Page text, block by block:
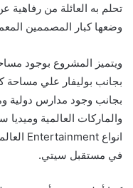
تحلم به العائلة من
وضعها كبار المصممين
ويتميز المشروع بوجود
بجانب بوليفار علي مساحة
بجانب وجود مدارس
والماركات العالمية وميديا
انواع Entertainment
في مستقبل سيتي.